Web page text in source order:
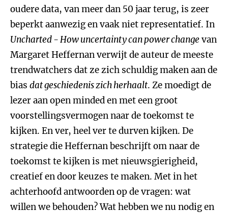
oudere data, van meer dan 50 jaar terug, is zeer
beperkt aanwezig en vaak niet representatief. In
Uncharted - How uncertainty can power change van
Margaret Heffernan verwijt de auteur de meeste
trendwatchers dat ze zich schuldig maken aan de
bias dat geschiedenis zich herhaalt. Ze moedigt de
lezer aan open minded en met een groot
voorstellingsvermogen naar de toekomst te
kijken. En ver, heel ver te durven kijken. De
strategie die Heffernan beschrijft om naar de
toekomst te kijken is met nieuwsgierigheid,
creatief en door keuzes te maken. Met in het
achterhoofd antwoorden op de vragen: wat
willen we behouden? Wat hebben we nu nodig en